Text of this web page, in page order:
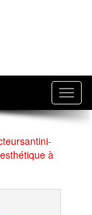
à